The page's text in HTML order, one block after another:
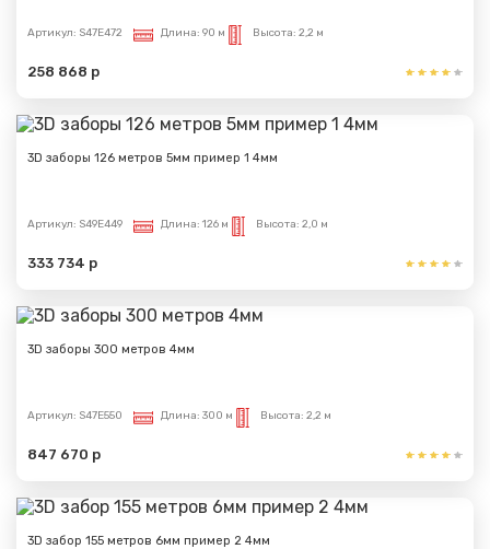
Артикул: S47E472 Длина: 90 м Высота: 2,2 м
258 868 р
3D заборы 126 метров 5мм пример 1 4мм
Артикул: S49E449 Длина: 126 м Высота: 2,0 м
333 734 р
3D заборы 300 метров 4мм
Артикул: S47E550 Длина: 300 м Высота: 2,2 м
847 670 р
3D забор 155 метров 6мм пример 2 4мм